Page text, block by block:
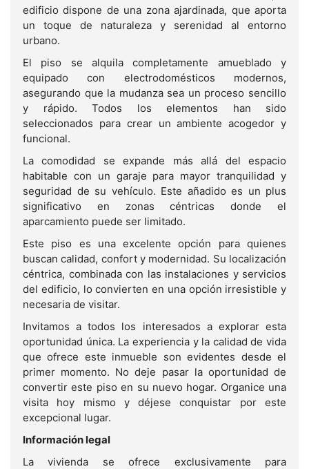
edificio dispone de una zona ajardinada, que aporta
un toque de naturaleza y serenidad al entorno
urbano.
El piso se alquila completamente amueblado y
equipado con electrodomésticos modernos,
asegurando que la mudanza sea un proceso sencillo
y rápido. Todos los elementos han sido
seleccionados para crear un ambiente acogedor y
funcional.
La comodidad se expande más allá del espacio
habitable con un garaje para mayor tranquilidad y
seguridad de su vehículo. Este añadido es un plus
significativo en zonas céntricas donde el
aparcamiento puede ser limitado.
Este piso es una excelente opción para quienes
buscan calidad, confort y modernidad. Su localización
céntrica, combinada con las instalaciones y servicios
del edificio, lo convierten en una opción irresistible y
necesaria de visitar.
Invitamos a todos los interesados a explorar esta
oportunidad única. La experiencia y la calidad de vida
que ofrece este inmueble son evidentes desde el
primer momento. No deje pasar la oportunidad de
convertir este piso en su nuevo hogar. Organice una
visita hoy mismo y déjese conquistar por este
excepcional lugar.
Información legal
La vivienda se ofrece exclusivamente para